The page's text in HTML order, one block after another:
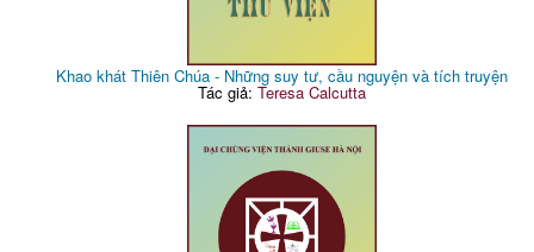
Khao khát Thiên Chúa - Những suy tư, cầu nguyện và tích truyện
Tác giả: Teresa Calcutta